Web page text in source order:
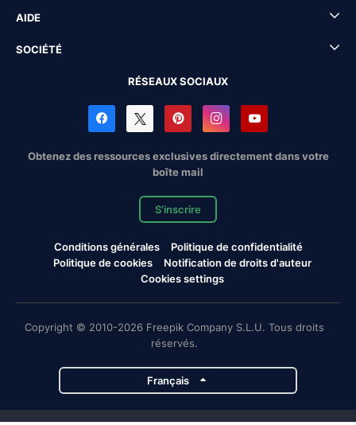
AIDE
SOCIÉTÉ
RÉSEAUX SOCIAUX
Obtenez des ressources exclusives directement dans votre
boîte mail
S'inscrire
Conditions générales
Politique de confidentialité
Politique de cookies
Notification de droits d'auteur
Cookies settings
Copyright © 2010-2026 Freepik Company S.L.U. Tous droits
réservés.
Français